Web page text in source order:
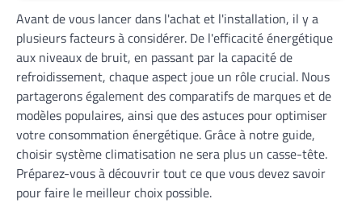
Avant de vous lancer dans l'achat et l'installation, il y a
plusieurs facteurs à considérer. De l'efficacité énergétique
aux niveaux de bruit, en passant par la capacité de
refroidissement, chaque aspect joue un rôle crucial. Nous
partagerons également des comparatifs de marques et de
modèles populaires, ainsi que des astuces pour optimiser
votre consommation énergétique. Grâce à notre guide,
choisir système climatisation ne sera plus un casse-tête.
Préparez-vous à découvrir tout ce que vous devez savoir
pour faire le meilleur choix possible.